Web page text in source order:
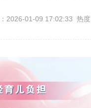
2026-01-09 17:02:33 热